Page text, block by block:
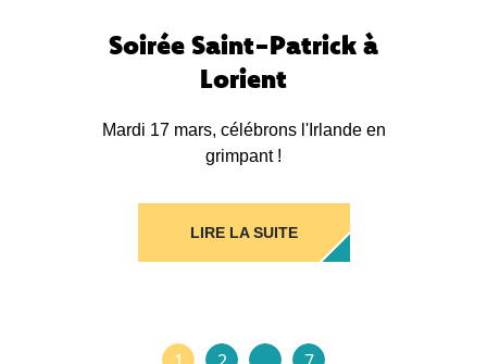
Soirée Saint-Patrick à
Lorient
Mardi 17 mars, célébrons l'Irlande en
grimpant !
LIRE LA SUITE